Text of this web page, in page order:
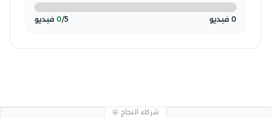
0 فيديو 0/5 فيديو
شركاء النجاح 🤩